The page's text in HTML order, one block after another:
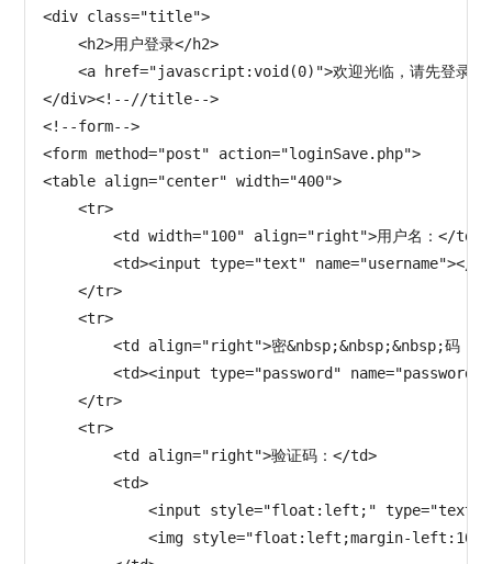
<div class="title">
    <h2>用户登录</h2>
<a href="javascript:void(0)">欢迎光临，请先登录！
</div><!--//title-->
<!--form-->
<form method="post" action="loginSave.php">
<table align="center" width="400">
    <tr>
        <td width="100" align="right">用户名：</td>
<td><input type="text" name="username"></
    </tr>
    <tr>
<td align="right">密&nbsp;&nbsp;&nbsp;码：
<td><input type="password"
    </tr>
    <tr>
        <td align="right">验证码：</td>
        <td>
<input style="float:left;"
<img style="float:left;margin-